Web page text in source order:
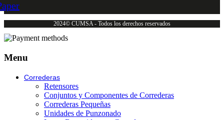
2024© CUMSA - Todos los derechos reservados
Menu
Correderas
Retensores
Conjuntos y Componentes de Correderas
Correderas Pequeñas
Unidades de Punzonado